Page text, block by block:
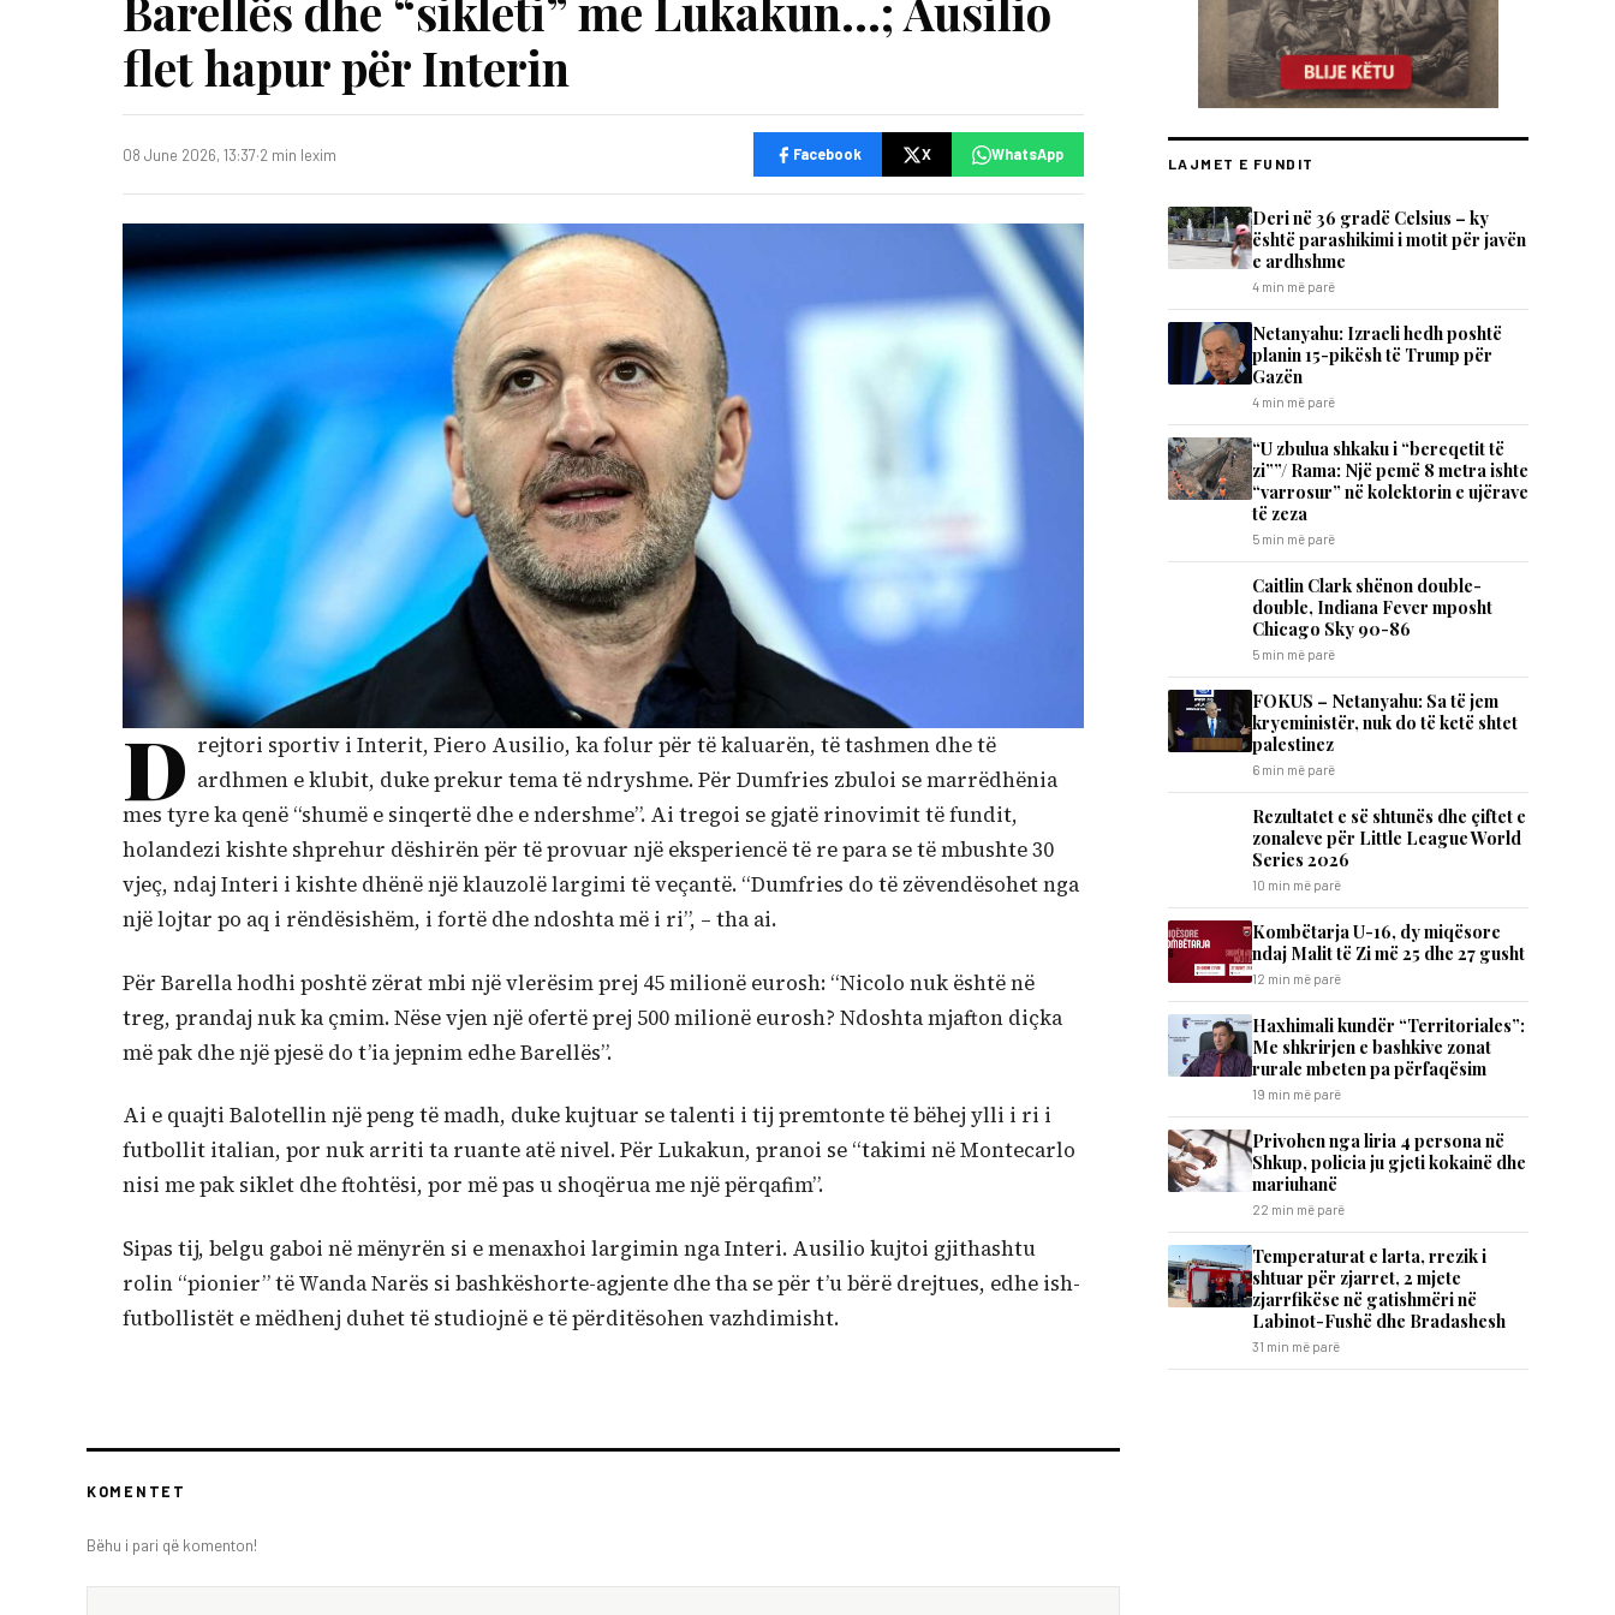
flet hapur për Interin
08 June 2026, 13:37·2 min lexim Facebook X WhatsApp
D rejtori sportiv i Interit, Piero Ausilio, ka folur për të kaluarën, të tashmen dhe të
ardhmen e klubit, duke prekur tema të ndryshme. Për Dumfries zbuloi se marrëdhënia
mes tyre ka qenë “shumë e sinqertë dhe e ndershme”. Ai tregoi se gjatë rinovimit të fundit,
holandezi kishte shprehur dëshirën për të provuar një eksperiencë të re para se të mbushte 30
vjeç, ndaj Interi i kishte dhënë një klauzolë largimi të veçantë. “Dumfries do të zëvendësohet nga
një lojtar po aq i rëndësishëm, i fortë dhe ndoshta më i ri”, – tha ai.
Për Barella hodhi poshtë zërat mbi një vlerësim prej 45 milionë eurosh: “Nicolo nuk është në
treg, prandaj nuk ka çmim. Nëse vjen një ofertë prej 500 milionë eurosh? Ndoshta mjafton diçka
më pak dhe një pjesë do t’ia jepnim edhe Barellës”.
Ai e quajti Balotellin një peng të madh, duke kujtuar se talenti i tij premtonte të bëhej ylli i ri i
futbollit italian, por nuk arriti ta ruante atë nivel. Për Lukakun, pranoi se “takimi në Montecarlo
nisi me pak siklet dhe ftohtësi, por më pas u shoqërua me një përqafim”.
Sipas tij, belgu gaboi në mënyrën si e menaxhoi largimin nga Interi. Ausilio kujtoi gjithashtu
rolin “pionier” të Wanda Narës si bashkëshorte-agjente dhe tha se për t’u bërë drejtues, edhe ish-
futbollistët e mëdhenj duhet të studiojnë e të përditësohen vazhdimisht.
KOMENTET
Bëhu i pari që komenton!
LAJMET E FUNDIT
Deri në 36 gradë Celsius – ky
është parashikimi i motit për javën
e ardhshme
4 min më parë
Netanyahu: Izraeli hedh poshtë
planin 15-pikësh të Trump për
Gazën
4 min më parë
“U zbulua shkaku i “bereqetit të
zi””/ Rama: Një pemë 8 metra ishte
“varrosur” në kolektorin e ujërave
të zeza
5 min më parë
Caitlin Clark shënon double-
double, Indiana Fever mposht
Chicago Sky 90-86
5 min më parë
FOKUS – Netanyahu: Sa të jem
kryeministër, nuk do të ketë shtet
palestinez
6 min më parë
Rezultatet e së shtunës dhe çiftet e
zonaleve për Little League World
Series 2026
10 min më parë
Kombëtarja U-16, dy miqësore
ndaj Malit të Zi më 25 dhe 27 gusht
12 min më parë
Haxhimali kundër “Territoriales”:
Me shkrirjen e bashkive zonat
rurale mbeten pa përfaqësim
19 min më parë
Privohen nga liria 4 persona në
Shkup, policia ju gjeti kokainë dhe
mariuhanë
22 min më parë
Temperaturat e larta, rrezik i
shtuar për zjarret, 2 mjete
zjarrfikëse në gatishmëri në
Labinot-Fushë dhe Bradashesh
31 min më parë